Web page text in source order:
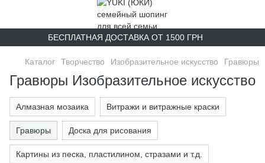
БЕСПЛАТНАЯ ДОСТАВКА ОТ 1500 ГРН
Каталог Творчество Изобразительное искусство Гравюры
Гравюры Изобразительное искусство
Алмазная мозаика Витражи и витражные краски
Гравюры Доска для рисования
Картины из песка, пластилином, стразами и т.д.